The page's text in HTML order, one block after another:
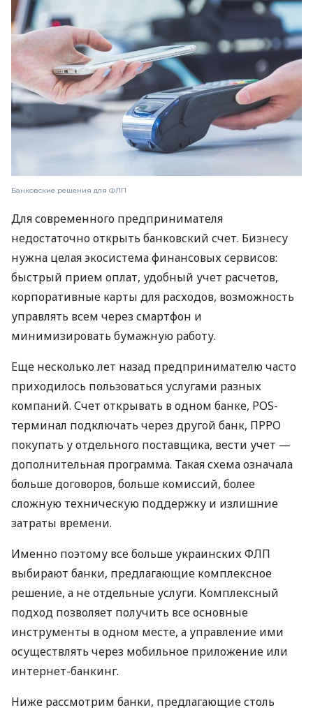
Банковские решения для ФЛП
Для современного предпринимателя
недостаточно открыть банковский счет. Бизнесу
нужна целая экосистема финансовых сервисов:
быстрый прием оплат, удобный учет расчетов,
корпоративные карты для расходов, возможность
управлять всем через смартфон и
минимизировать бумажную работу.
Еще несколько лет назад предпринимателю часто
приходилось пользоваться услугами разных
компаний. Счет открывать в одном банке, POS-
терминал подключать через другой банк, ПРРО
покупать у отдельного поставщика, вести учет —
дополнительная программа. Такая схема означала
больше договоров, больше комиссий, более
сложную техническую поддержку и излишние
затраты времени.
Именно поэтому все больше украинских ФЛП
выбирают банки, предлагающие комплексное
решение, а не отдельные услуги. Комплексный
подход позволяет получить все основные
инструменты в одном месте, а управление ими
осуществлять через мобильное приложение или
интернет-банкинг.
Ниже рассмотрим банки, предлагающие столь